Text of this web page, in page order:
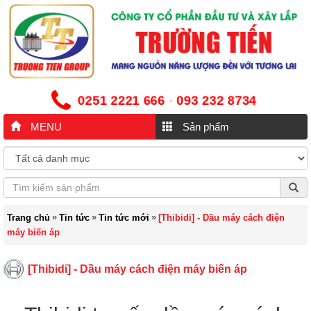
0251 2221 666 - 093 232 8734
MENU Sản phẩm
Trang chủ » Tin tức » Tin tức mới » [Thibidi] - Dầu máy cách điện
máy biến áp
[Thibidi] - Dầu máy cách điện máy biến áp